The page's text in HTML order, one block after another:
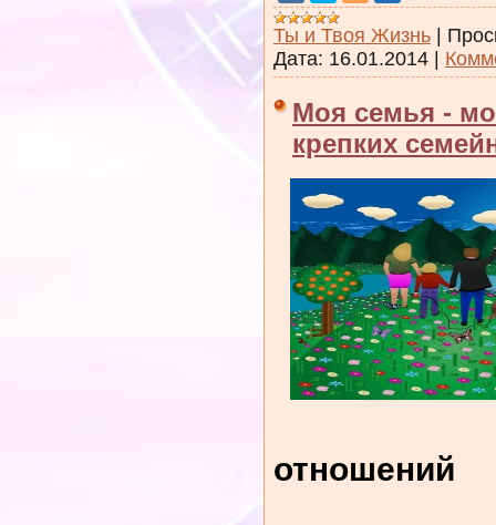
Ты и Твоя Жизнь
Дата: 16.01.2014
Моя семья -
крепких
отношений